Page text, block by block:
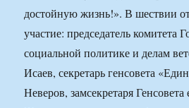
достойную жизнь!». В шествии
участие: председатель комитета
социальной политике и делам
Исаев, секретарь генсовета
Неверов, замсекретаря